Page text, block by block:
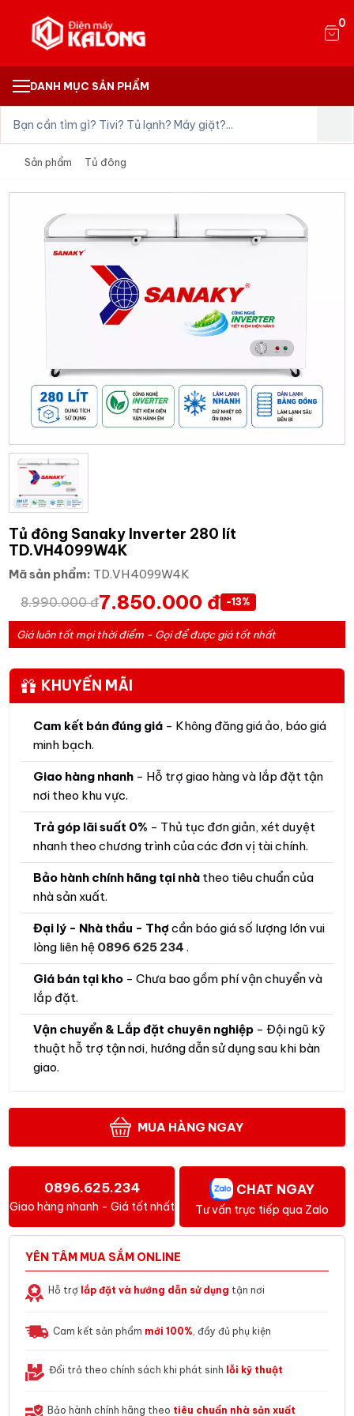
0
DANH MỤC SẢN PHẨM
Sản phẩm Tủ đông
Tủ đông Sanaky Inverter 280 lít
TD.VH4099W4K
Mã sản phẩm: TD.VH4099W4K
8.990.000 đ7.850.000 đ -13%
Giá luôn tốt mọi thời điểm - Gọi để được giá tốt nhất
KHUYẾN MÃI
Cam kết bán đúng giá - Không đăng giá ảo, báo giá
minh bạch.
Giao hàng nhanh - Hỗ trợ giao hàng và lắp đặt tận
nơi theo khu vực.
Trả góp lãi suất 0% - Thủ tục đơn giản, xét duyệt
nhanh theo chương trình của các đơn vị tài chính.
Bảo hành chính hãng tại nhà theo tiêu chuẩn của
nhà sản xuất.
Đại lý - Nhà thầu - Thợcần báo giá số lượng lớn vui
lòng liên hệ 0896 625 234.
Giá bán tại kho - Chưa bao gồm phí vận chuyển và
lắp đặt.
Vận chuyển & Lắp đặt chuyên nghiệp - Đội ngũ kỹ
thuật hỗ trợ tận nơi, hướng dẫn sử dụng sau khi bàn
giao.
MUA HÀNG NGAY
0896.625.234
Giao hàng nhanh - Giá tốt nhất
CHAT NGAY
Tư vấn trực tiếp qua Zalo
YÊN TÂM MUA SẮM ONLINE
Hỗ trợ lắp đặt và hướng dẫn sử dụng tận nơi
Cam kết sản phẩm mới 100% , đầy đủ phụ kiện
Đổi trả theo chính sách khi phát sinh lỗi kỹ thuật
Bảo hành chính hãng theo tiêu chuẩn nhà sản xuất